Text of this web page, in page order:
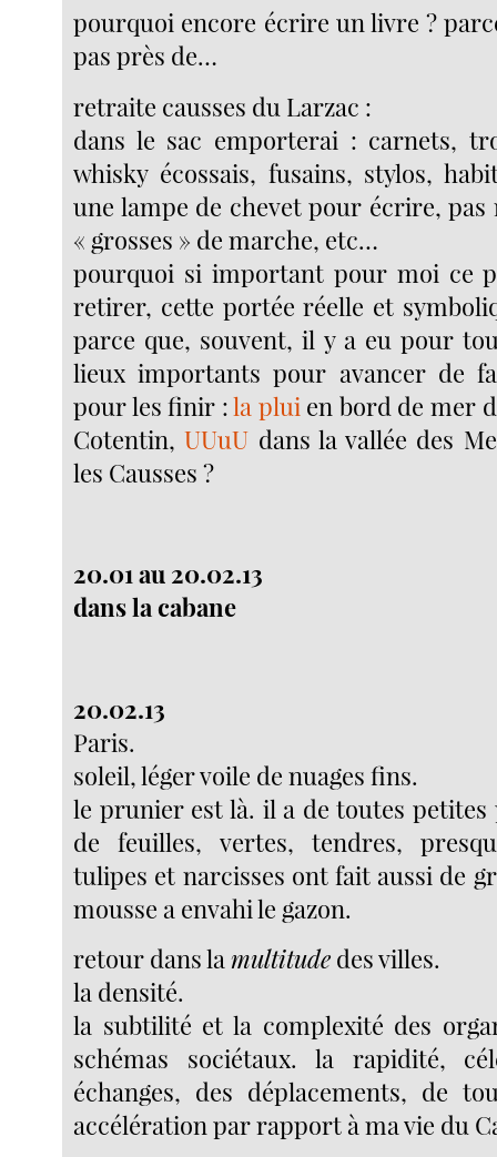
pourquoi encore écrire un livre ?
pas près de…
retraite causses du Larzac :
dans le sac emporterai : carnets,
whisky écossais, fusains, stylos,
une lampe de chevet pour écrire, pas
« grosses » de marche, etc…
pourquoi si important pour moi ce
retirer, cette portée réelle et
parce que, souvent, il y a eu pour
lieux importants pour avancer de
pour les finir :la plui en bord de mer
Cotentin,UUuU dans la vallée des
les Causses ?
20.01 au 20.02.13
dans la cabane
20.02.13
Paris.
soleil, léger voile de nuages fins.
le prunier est là. il a de toutes petites
de feuilles, vertes, tendres,
tulipes et narcisses ont fait aussi de
mousse a envahi le gazon.
retour dans lamultitude des villes.
la densité.
la subtilité et la complexité des
schémas sociétaux. la rapidité,
échanges, des déplacements, de
accélération par rapport à ma vie du